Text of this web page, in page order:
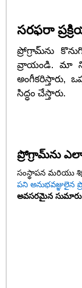
సరఫరా
ప్రోగ్రామ్‌ను
వ్రాయండి. మా
అంగీకరిస్తారు,
సిద్ధం చేస్తారు.
ప్రోగ్రామ్‌ను
సంస్థాపన మరియు
పని అనుభవజ్ఞులైన
అవసరమైన